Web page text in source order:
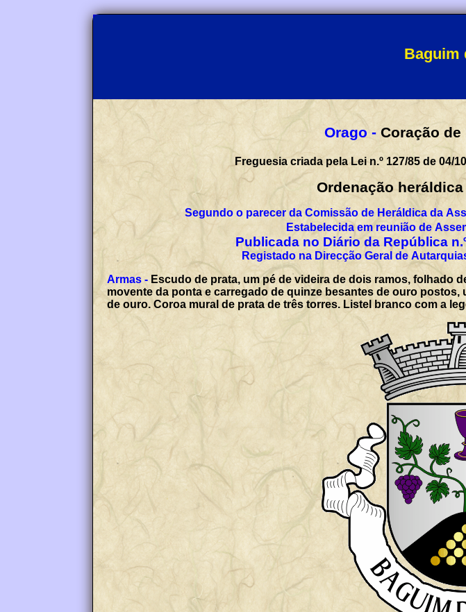
Baguim
Orago - Coração de
Freguesia criada pela Lei n.º 127/85 de 04/
Ordenação
Segundo o parecer da Comissão de Heráldica da
Estabelecida em reunião de
Publicada no Diário da República
Registado na Direcção Geral de
Armas - Escudo de prata, um pé de videira de dois ramos, folhado
movente da ponta e carregado de quinze besantes de ouro
de ouro. Coroa mural de prata de três torres. Listel branco com a